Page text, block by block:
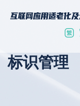
标识管理